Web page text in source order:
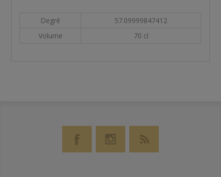
Degré
57.09999847412
Volume
70 cl